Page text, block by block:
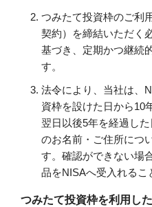
つみたて投資枠のご利
契約）を締結いただく
基づき、定期かつ継続
す。
法令により、当社は、
資枠を設けた日から10
翌日以後5年を経過し
のお名前・ご住所につ
す。確認ができない場
品をNISAへ受入れるこ
つみたて投資枠を利用し